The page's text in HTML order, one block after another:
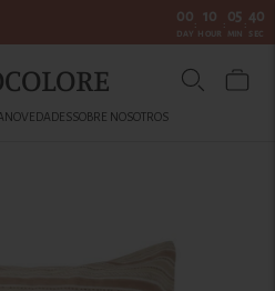
00
DAY
: 10
HOUR
: 05
MIN
: 40
SEC
NOVEDADESSOBRE NOSOTROS